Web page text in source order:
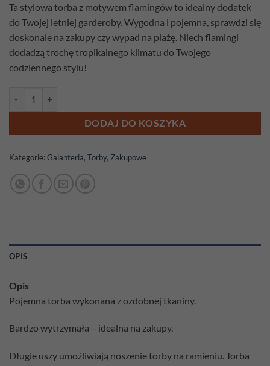
Ta stylowa torba z motywem flamingów to idealny dodatek
do Twojej letniej garderoby. Wygodna i pojemna, sprawdzi się
doskonale na zakupy czy wypad na plażę. Niech flamingi
dodadzą trochę tropikalnego klimatu do Twojego
codziennego stylu!
DODAJ DO KOSZYKA
Kategorie: Galanteria, Torby, Zakupowe
OPIS
Opis
Pojemna torba wykonana z ozdobnej tkaniny.
Bardzo wytrzymała – idealna na zakupy.
Długie uszy umożliwiają noszenie torby na ramieniu. Torba